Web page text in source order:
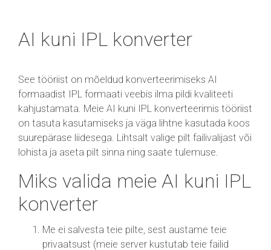
AI kuni IPL konverter
See tööriist on mõeldud konverteerimiseks AI
formaadist IPL formaati veebis ilma pildi kvaliteeti
kahjustamata. Meie AI kuni IPL konverteerimis tööriist
on tasuta kasutamiseks ja väga lihtne kasutada koos
suurepärase liidesega. Lihtsalt valige pilt failivalijast või
lohista ja aseta pilt sinna ning saate tulemuse.
Miks valida meie AI kuni IPL
konverter
Me ei salvesta teie pilte, sest austame teie
privaatsust (meie server kustutab teie failid